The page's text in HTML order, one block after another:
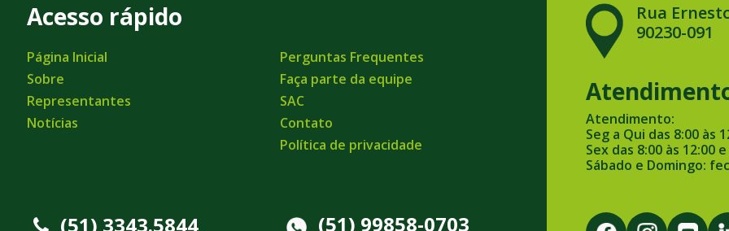
Acesso rápido
Página Inicial
Sobre
Representantes
Notícias
Perguntas Frequentes
Faça parte da equipe
SAC
Contato
Política de privacidade
(51) 3343.5844 (51) 99858-0703
Rua
90230-091
Atendimento:
Seg a Qui das 8:00 às
Sex das 8:00 às 12:00
Sábado e Domingo: